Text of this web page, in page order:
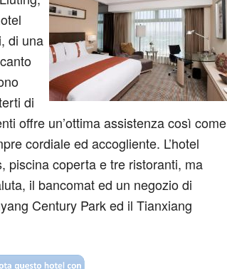
di una
di
offre un’ottima assistenza così come
cordiale ed accogliente. L’hotel
piscina coperta e tre ristoranti, ma
il bancomat ed un negozio di
Century Park ed il Tianxiang